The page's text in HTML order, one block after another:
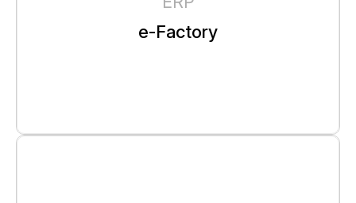
e-Factory